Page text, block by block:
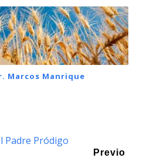
Marcos Manrique
Padre Pródigo
Previo